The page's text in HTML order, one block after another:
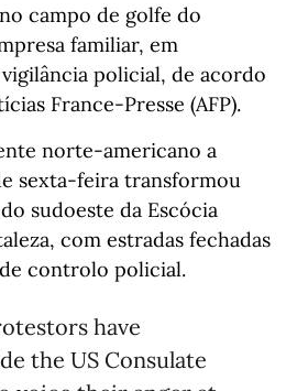
campo de golfe do
familiar, em
policial, de acordo
France-Presse (AFP).
norte-americano a
sexta-feira transformou
sudoeste da Escócia
com estradas fechadas
controlo policial.
have
the US Consulate